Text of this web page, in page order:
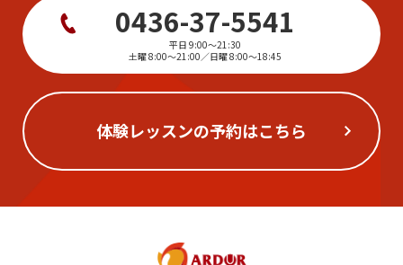
0436-37-5541
平日 9:00〜21:30
土曜 8:00〜21:00／日曜 8:00〜18:45
体験レッスンの予約はこちら